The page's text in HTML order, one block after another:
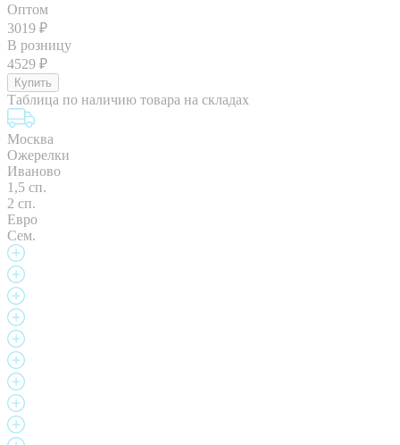
Оптом
3019 ₽
В розницу
4529 ₽
Таблица по наличию товара на складах
Москва
Ожерелки
Иваново
1,5 сп.
2 сп.
Евро
Сем.